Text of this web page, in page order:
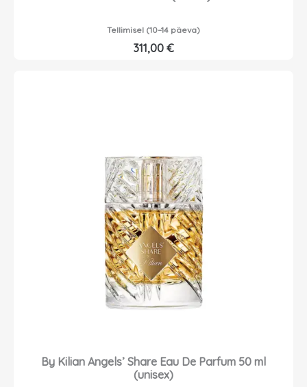
Tellimisel (10–14 päeva)
311,00 €
By Kilian Angels’ Share Eau De Parfum 50 ml
(unisex)